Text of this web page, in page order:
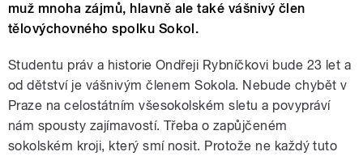
muž mnoha zájmů, hlavně ale také vášnivý člen
tělovýchovného spolku Sokol.
Studentu práv a historie Ondřeji Rybníčkovi bude 23 let a
od dětství je vášnivým členem Sokola. Nebude chybět v
Praze na celostátním všesokolském sletu a povypráví
nám spousty zajímavostí. Třeba o zapůjčeném
sokolském kroji, který smí nosit. Protože ne každý tuto